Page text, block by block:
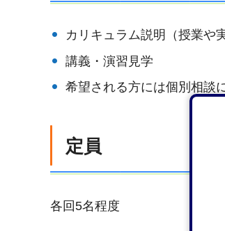
カリキュラム説明（授業や
講義・演習見学
希望される方には個別相談
定員
各回5名程度